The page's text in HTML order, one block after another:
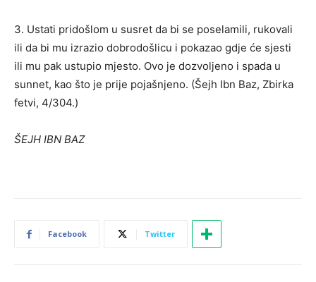
3. Ustati pridošlom u susret da bi se poselamili, rukovali
ili da bi mu izrazio dobrodošlicu i pokazao gdje će sjesti
ili mu pak ustupio mjesto. Ovo je dozvoljeno i spada u
sunnet, kao što je prije pojašnjeno. (Šejh Ibn Baz, Zbirka
fetvi, 4/304.)
ŠEJH IBN BAZ
Facebook Twitter